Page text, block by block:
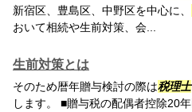
新宿区、豊島区、中野区を中心に、
おいて相続や生前対策、会...
生前対策とは
そのため暦年贈与検討の際は税理士
します。 ■贈与税の配偶者控除20